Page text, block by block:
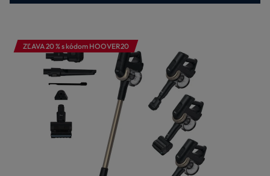
ZĽAVA 20 % s kódom HOOVER20